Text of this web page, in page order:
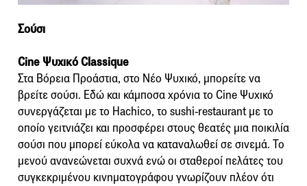
Σούσι
Cine Ψυχικό Classique
Στα Βόρεια Προάστια, στο Νέο Ψυχικό, μπορείτε να
βρείτε σούσι. Εδώ και κάμποσα χρόνια το Cine Ψυχικό
συνεργάζεται με το Hachico, το sushi-restaurant με το
οποίο γειτνιάζει και προσφέρει στους θεατές μια ποικιλία
σούσι που μπορεί εύκολα να καταναλωθεί σε σινεμά. Το
μενού ανανεώνεται συχνά ενώ οι σταθεροί πελάτες του
συγκεκριμένου κινηματογράφου γνωρίζουν πλέον ότι